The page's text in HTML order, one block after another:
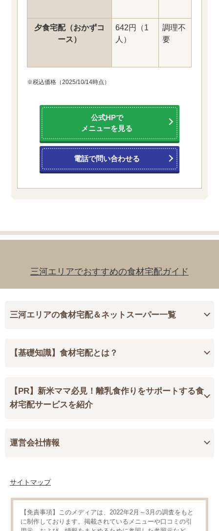
夕食宅配（おかずコ
ース）
642円（1
人）
調理不
要
※税込価格（2025/10/14時点）
公式HPで
メニューを見る
電話で問い合わせる
三河エリアでおすすめの食材宅配ガイド
三河エリアの食材宅配＆ネットスーパー一覧
【基礎知識】食材宅配とは？
【PR】新米ママ必見！離乳食作りをサポートする食
材宅配サービスを紹介
運営会社情報
サイトマップ
【免責事項】
このメディアは、2022年2月～3月の調査をもと
に制作しております。掲載されているメニューや口コミの引